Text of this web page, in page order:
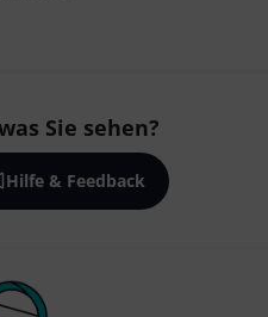
Sie sehen?
Hilfe & Feedback